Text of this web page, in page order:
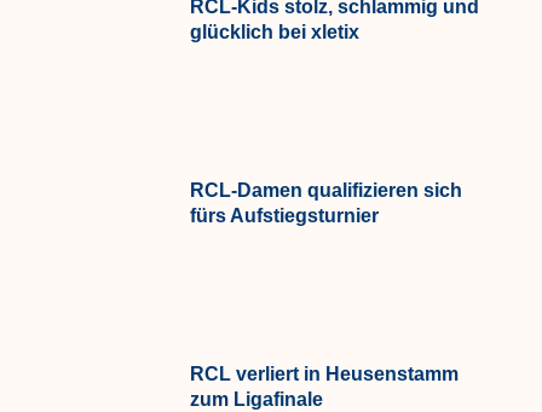
RCL-Kids stolz, schlammig und
glücklich bei xletix
RCL-Damen qualifizieren sich
fürs Aufstiegsturnier
RCL verliert in Heusenstamm
zum Ligafinale